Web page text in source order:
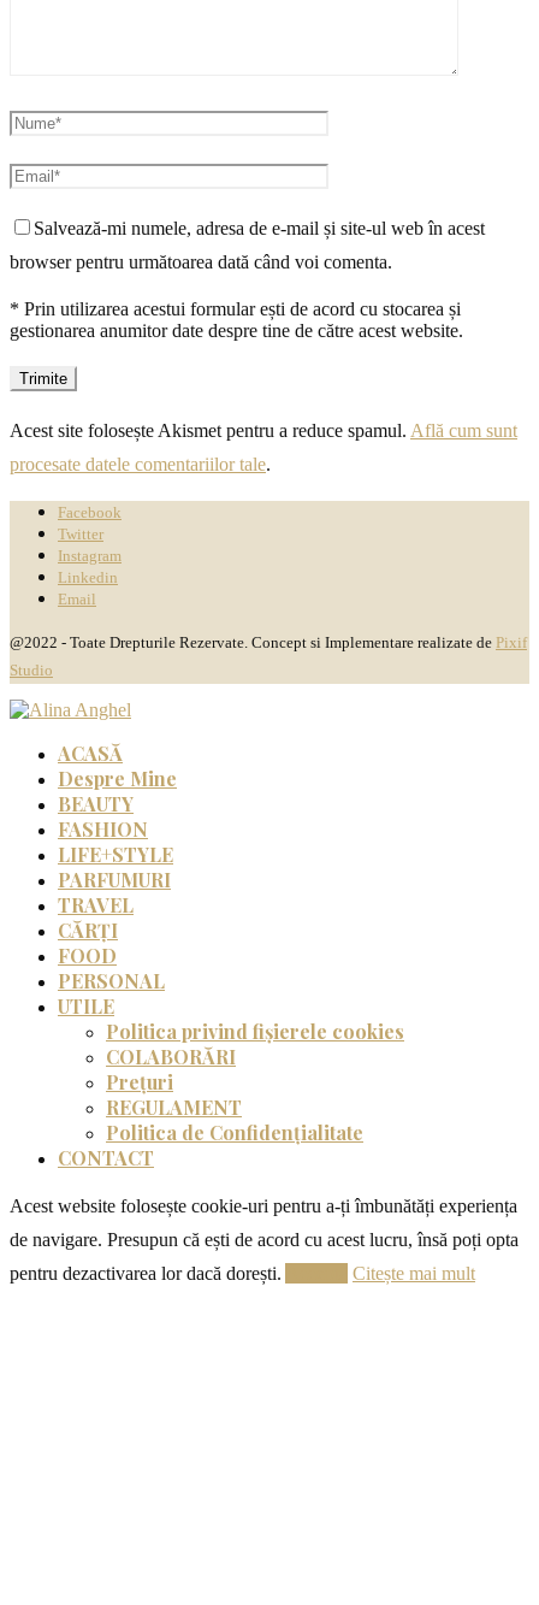
Salvează-mi numele, adresa de e-mail și site-ul web în acest
browser pentru următoarea dată când voi comenta.
* Prin utilizarea acestui formular ești de acord cu stocarea și
gestionarea anumitor date despre tine de către acest website.
Acest site folosește Akismet pentru a reduce spamul. Află cum sunt
procesate datele comentariilor tale.
Facebook
Twitter
Instagram
Linkedin
Email
@2022 - Toate Drepturile Rezervate. Concept si Implementare realizate de Pixif
Studio
ACASĂ
Despre Mine
BEAUTY
FASHION
LIFE+STYLE
PARFUMURI
TRAVEL
CĂRȚI
FOOD
PERSONAL
UTILE
Politica privind fișierele cookies
COLABORĂRI
Prețuri
REGULAMENT
Politica de Confidențialitate
CONTACT
Acest website folosește cookie-uri pentru a-ți îmbunătăți experiența
de navigare. Presupun că ești de acord cu acest lucru, însă poți opta
pentru dezactivarea lor dacă dorești.
Citește mai mult